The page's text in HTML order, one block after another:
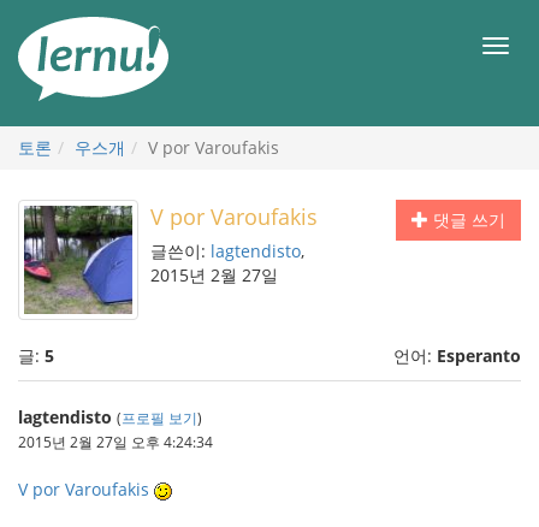
메
토론 우스개 V por Varoufakis
댓글 쓰기
V por Varoufakis
글쓴이: lagtendisto,
2015년 2월 27일
글: 5 언어: Esperanto
lagtendisto (프로필 보기)
2015년 2월 27일 오후 4:24:34
V por Varoufakis